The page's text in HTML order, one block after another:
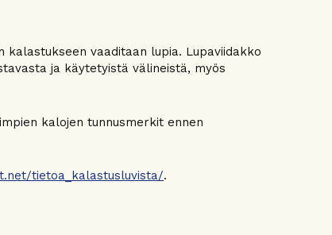
kalastukseen vaaditaan lupia. Lupaviidakko
ja käytetyistä välineistä, myös
kalojen tunnusmerkit ennen
tietoa_kalastusluvista/.